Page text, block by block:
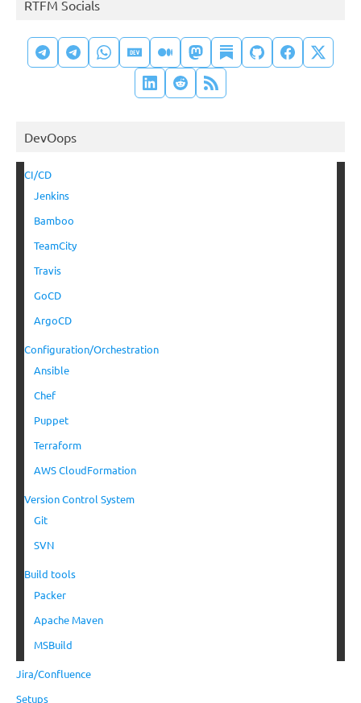
RTFM Socials
DevOops
CI/CD
Jenkins
Bamboo
TeamCity
Travis
GoCD
ArgoCD
Configuration/Orchestration
Ansible
Chef
Puppet
Terraform
AWS CloudFormation
Version Control System
Git
SVN
Build tools
Packer
Apache Maven
MSBuild
Jira/Confluence
Setups